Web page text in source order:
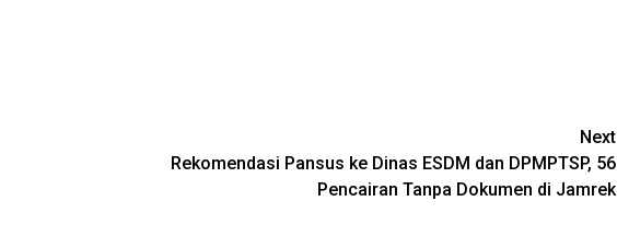
Next
Rekomendasi Pansus ke Dinas ESDM dan DPMPTSP, 56
Pencairan Tanpa Dokumen di Jamrek